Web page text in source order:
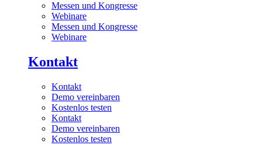
Messen und Kongresse
Webinare
Messen und Kongresse
Webinare
Kontakt
Kontakt
Demo vereinbaren
Kostenlos testen
Kontakt
Demo vereinbaren
Kostenlos testen